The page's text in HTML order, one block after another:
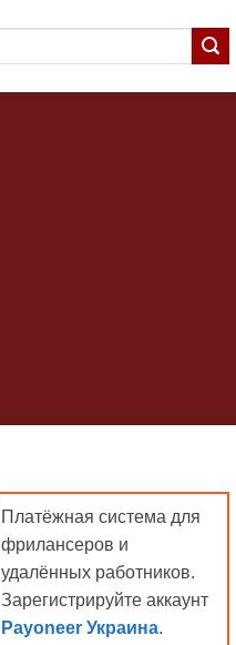
Платёжная система для
фрилансеров и
удалённых работников.
Зарегистрируйте аккаунт
Payoneer Украина.